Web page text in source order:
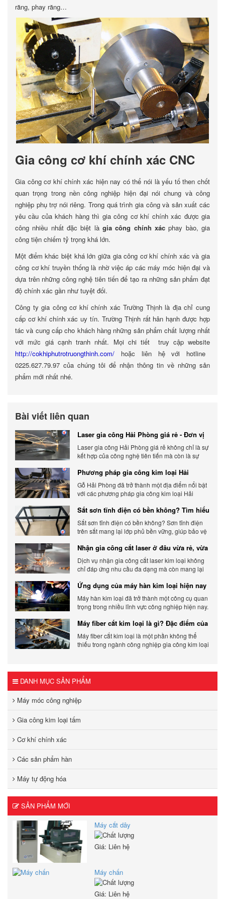
răng, phay răng…
Gia công cơ khí chính xác CNC
Gia công cơ khí chính xác hiện nay có thể nói là yếu tố then chốt
quan trọng trong nền công nghiệp hiện đại nói chung và công
nghiệp phụ trợ nói riêng. Trong quá trình gia công và sản xuất các
yêu cầu của khách hàng thì gia công cơ khí chính xác được gia
công nhiều nhất đặc biệt làgia công chính xácphay bào, gia
công tiện chiếm tỷ trọng khá lớn.
Một điểm khác biệt khá lớn giữa gia công cơ khí chính xác và gia
công cơ khí truyền thống là nhờ việc áp các máy móc hiện đại và
dựa trên những công nghệ tiên tiến để tạo ra những sản phẩm đạt
độ chính xác gần như tuyệt đối.
Công ty gia công cơ khí chính xác Trường Thịnh là địa chỉ cung
cấp cơ khí chính xác uy tín. Trường Thịnh rất hân hạnh được hợp
tác và cung cấp cho khách hàng những sản phẩm chất lượng nhất
với mức giá cạnh tranh nhất. Mọi chi tiết truy cập website
http://cokhiphutrotruongthinh.com/ hoặc liên hệ với hotline
0225.627.79.97 của chúng tôi để nhận thông tin về những sản
phẩm mới nhất nhé.
Bài viết liên quan
Laser gia công Hải Phòng giá rẻ - Đơn vị
gia công báo giá chính xác
Laser gia công Hải Phòng giá rẻ không chỉ là sự
kết hợp của công nghệ tiên tiến mà còn là sự
khách hàng. Xem ngay nhé.
Phương pháp gia công kim loại Hải
Phòng phổ biến hiện nay
Gỗ Hải Phòng đã trở thành một địa điểm nổi bật
với các phương pháp gia công kim loại Hải
Sắt sơn tĩnh điện có bền không? Tìm hiểu
chi tiết
Sắt sơn tĩnh điện có bền không? Sơn tĩnh điện
trên sắt mang lại lớp phủ bền vững, giúp bảo vệ
động bên ngoài.
Nhận gia công cắt laser ở đâu vừa rẻ, vừa
chất lượng
Dịch vụ nhận gia công cắt laser kim loại không
chỉ đáp ứng nhu cầu đa dạng mà còn mang lại
Ứng dụng của máy hàn kim loại hiện nay
Máy hàn kim loại đã trở thành một công cụ quan
trọng trong nhiều lĩnh vực công nghiệp hiện nay.
Máy fiber cắt kim loại là gì? Đặc điểm của
máy fiber
Máy fiber cắt kim loại là một phần không thể
thiếu trong ngành công nghiệp gia công kim loại
DANH MỤC SẢN PHẨM
Máy móc công nghiệp
Gia công kim loại tấm
Cơ khí chính xác
Các sản phẩm hàn
Máy tự động hóa
SẢN PHẨM MỚI
Máy cắt dây
Giá: Liên hệ
Máy chấn
Giá: Liên hệ